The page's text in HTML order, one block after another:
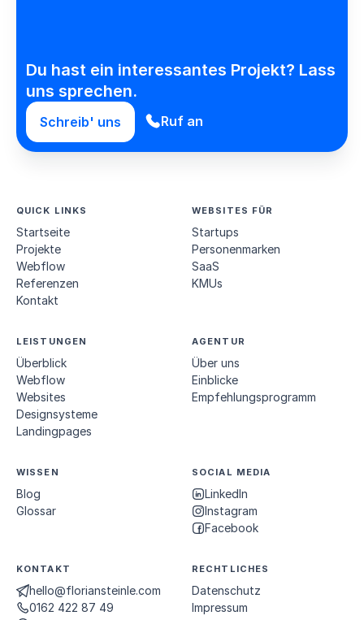
Du hast ein interessantes Projekt? Lass
uns sprechen.
Schreib' uns Ruf an
QUICK LINKS
Startseite
Projekte
Webflow
Referenzen
Kontakt
WEBSITES FÜR
Startups
Personen­marken
SaaS
KMUs
LEISTUNGEN
Überblick
Webflow
Websites
Designsysteme
Landingpages
AGENTUR
Über uns
Einblicke
Empfehlungs­programm
WISSEN
Blog
Glossar
SOCIAL MEDIA
LinkedIn
Instagram
Facebook
KONTAKT
hello@floriansteinle.com
0162 422 87 49
RECHTLICHES
Datenschutz
Impressum